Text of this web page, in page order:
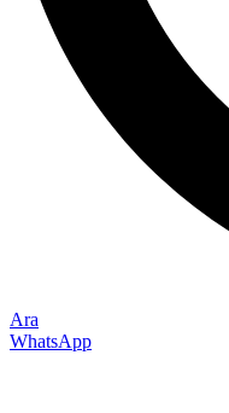
Ara
WhatsApp